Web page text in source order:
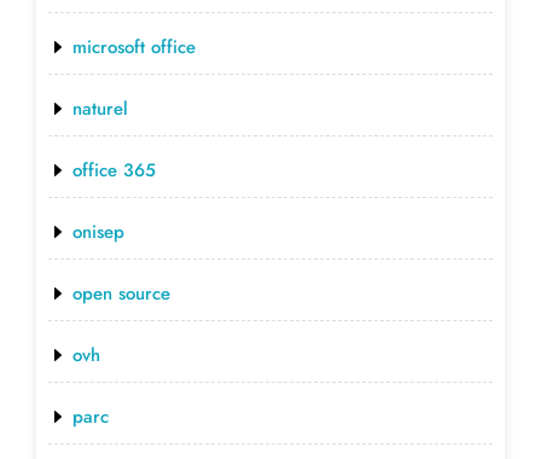
microsoft office
naturel
office 365
onisep
open source
ovh
parc